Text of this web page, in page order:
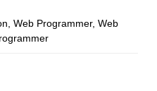
Web Programmer, Web